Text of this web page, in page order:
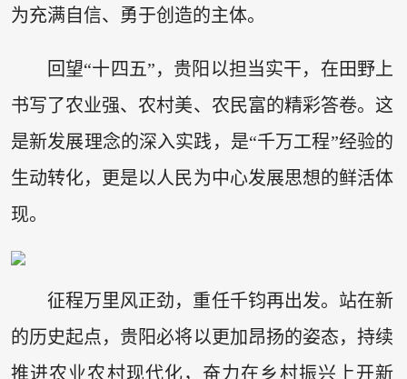
为充满自信、勇于创造的主体。
回望“十四五”，贵阳以担当实干，在田野上
书写了农业强、农村美、农民富的精彩答卷。这
是新发展理念的深入实践，是“千万工程”经验的
生动转化，更是以人民为中心发展思想的鲜活体
现。
征程万里风正劲，重任千钧再出发。站在新
的历史起点，贵阳必将以更加昂扬的姿态，持续
推进农业农村现代化，奋力在乡村振兴上开新